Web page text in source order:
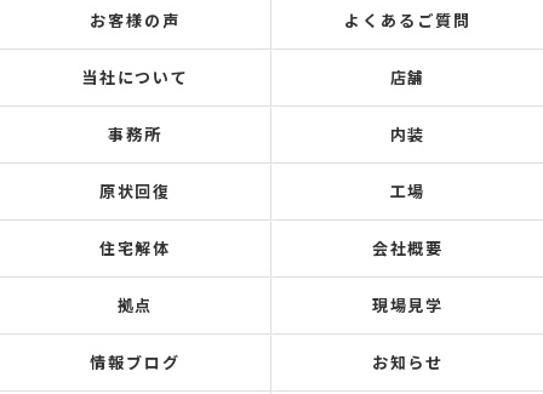
お客様の声 よくあるご質問
当社について 店舗
事務所 内装
原状回復 工場
住宅解体 会社概要
拠点 現場見学
情報ブログ お知らせ